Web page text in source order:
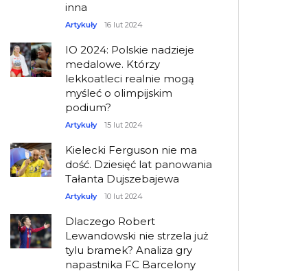
inna
Artykuły 16 lut 2024
IO 2024: Polskie nadzieje
medalowe. Którzy
lekkoatleci realnie mogą
myśleć o olimpijskim
podium?
Artykuły 15 lut 2024
Kielecki Ferguson nie ma
dość. Dziesięć lat panowania
Tałanta Dujszebajewa
Artykuły 10 lut 2024
Dlaczego Robert
Lewandowski nie strzela już
tylu bramek? Analiza gry
napastnika FC Barcelony